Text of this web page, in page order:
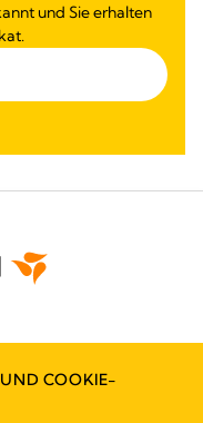
und Sie erhalten
COOKIE-